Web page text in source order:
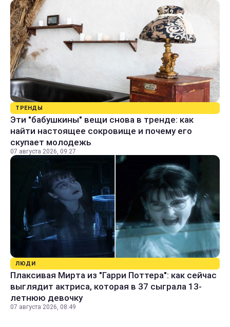
ТРЕНДЫ
Эти "бабушкины" вещи снова в тренде: как
найти настоящее сокровище и почему его
скупает молодежь
07 августа 2026, 09:27
ЛЮДИ
Плаксивая Мирта из "Гарри Поттера": как сейчас
выглядит актриса, которая в 37 сыграла 13-
летнюю девочку
07 августа 2026, 08:49